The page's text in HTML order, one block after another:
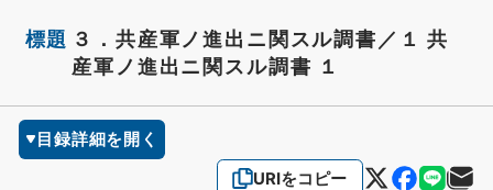
標題 ３．共産軍ノ進出ニ関スル調書／１ 共
産軍ノ進出ニ関スル調書 １
目録詳細を開く
URIをコピー